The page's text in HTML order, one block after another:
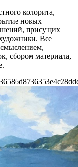
колорита,
новых
присущих
Все
сбором материала,